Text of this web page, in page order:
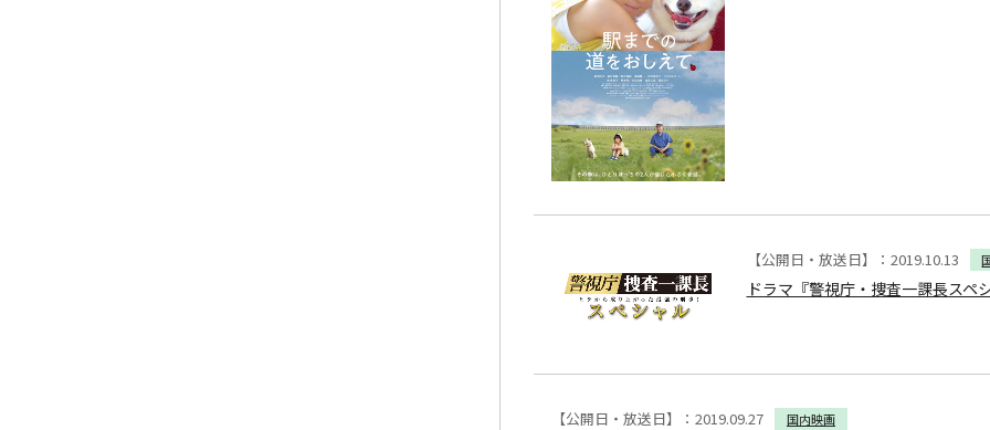
【公開日・放送日】：2019.10.13
ドラマ『警視庁・捜査一課長スペ
【公開日・放送日】：2019.09.27 国内映画